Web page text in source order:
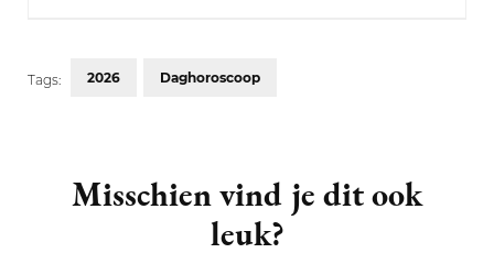
Tags: 2026 Daghoroscoop
Navigation
Misschien vind je dit ook
leuk?